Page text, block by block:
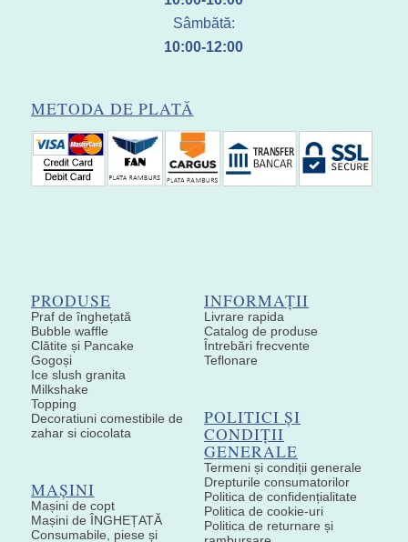
Sâmbătă:
10:00-12:00
METODA DE PLATĂ
PRODUSE
Praf de înghețată
Bubble waffle
Clătite și Pancake
Gogoși
Ice slush granita
Milkshake
Topping
Decoratiuni comestibile de
zahar si ciocolata
MAȘINI
Mașini de copt
Mașini de ÎNGHEȚATĂ
Consumabile, piese și
INFORMAȚII
Livrare rapida
Catalog de produse
Întrebări frecvente
Teflonare
POLITICI ȘI
CONDIȚII
GENERALE
Termeni și condiții generale
Drepturile consumatorilor
Politica de confidențialitate
Politica de cookie-uri
Politica de returnare și